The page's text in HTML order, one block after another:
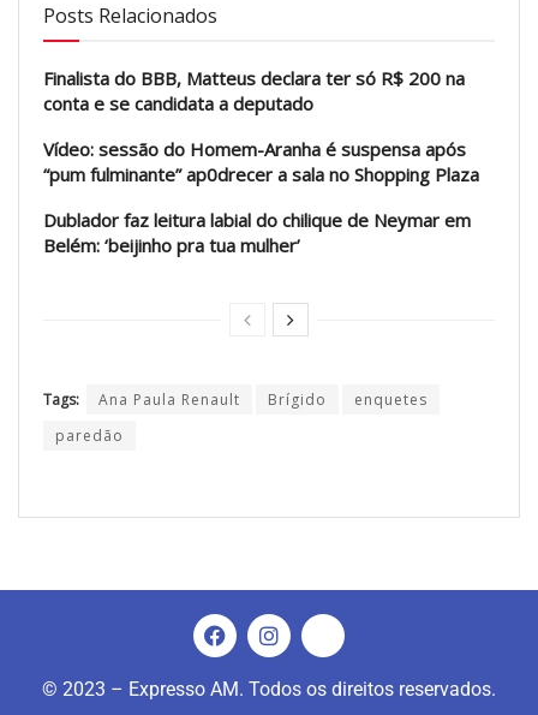
Posts Relacionados
Finalista do BBB, Matteus declara ter só R$ 200 na
conta e se candidata a deputado
Vídeo: sessão do Homem-Aranha é suspensa após
“pum fulminante” ap0drecer a sala no Shopping Plaza
Dublador faz leitura labial do chilique de Neymar em
Belém: ‘beijinho pra tua mulher’
Tags: Ana Paula Renault Brígido
enquetes
paredão
© 2023 – Expresso AM. Todos os direitos reservados.